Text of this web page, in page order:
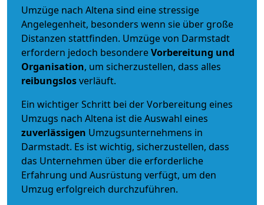
Umzüge nach Altena sind eine stressige
Angelegenheit, besonders wenn sie über große
Distanzen stattfinden. Umzüge von Darmstadt
erfordern jedoch besondereVorbereitung und
Organisation, um sicherzustellen, dass alles
reibungslosverläuft.
Ein wichtiger Schritt bei der Vorbereitung eines
Umzugs nach Altena ist die Auswahl eines
zuverlässigen Umzugsunternehmens in
Darmstadt. Es ist wichtig, sicherzustellen, dass
das Unternehmen über die erforderliche
Erfahrung und Ausrüstung verfügt, um den
Umzug erfolgreich durchzuführen.